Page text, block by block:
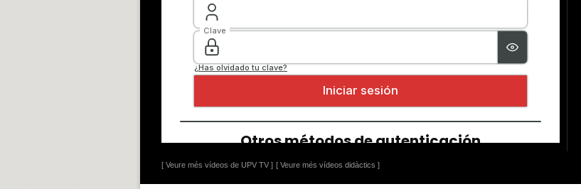
[ Veure més vídeos de UPV TV ] [ Veure més vídeos didàctics ]